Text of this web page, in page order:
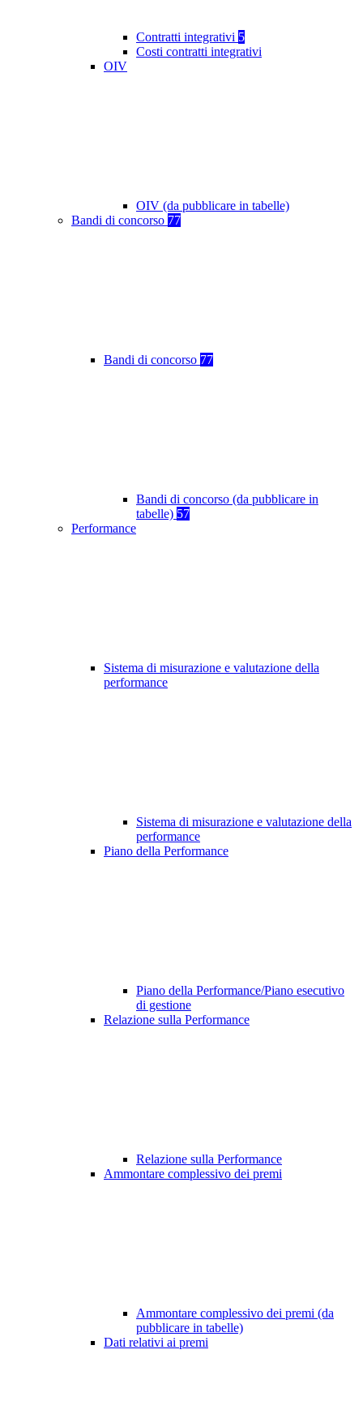
Contratti integrativi 5
Costi contratti integrativi
OIV
OIV (da pubblicare in tabelle)
Bandi di concorso 77
Bandi di concorso 77
Bandi di concorso (da pubblicare in
tabelle) 57
Performance
Sistema di misurazione e valutazione della
performance
Sistema di misurazione e valutazione della
performance
Piano della Performance
Piano della Performance/Piano esecutivo
di gestione
Relazione sulla Performance
Relazione sulla Performance
Ammontare complessivo dei premi
Ammontare complessivo dei premi (da
pubblicare in tabelle)
Dati relativi ai premi